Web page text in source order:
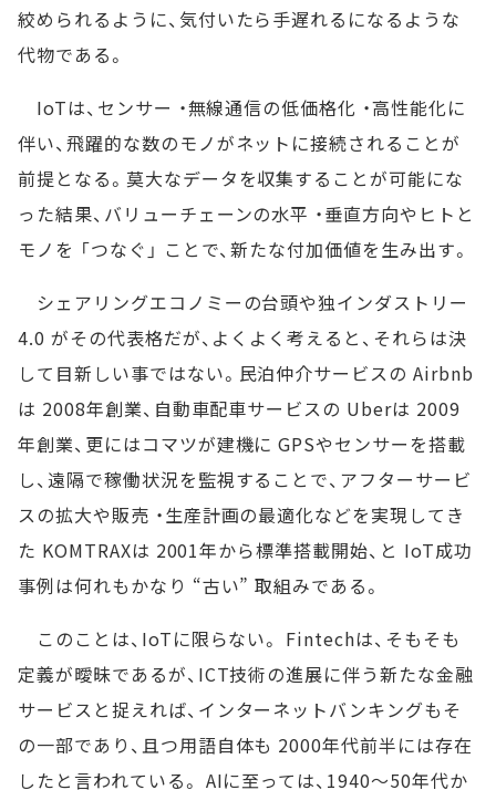
絞められるように、気付いたら手遅れるになるような
代物である。
IoTは、センサー ・無線通信の低価格化 ・高性能化に
伴い、飛躍的な数のモノがネットに接続されることが
前提となる。莫大なデータを収集することが可能にな
った結果、バリューチェーンの水平 ・垂直方向やヒトと
モノを 「つなぐ」 ことで、新たな付加価値を生み出す。
シェアリングエコノミーの台頭や独インダストリー
4.0 がその代表格だが、よくよく考えると、それらは決
して目新しい事ではない。民泊仲介サービスの Airbnb
は 2008年創業、自動車配車サービスの Uberは 2009
年創業、更にはコマツが建機に GPSやセンサーを搭載
し、遠隔で稼働状況を監視することで、アフターサービ
スの拡大や販売 ・生産計画の最適化などを実現してき
た KOMTRAXは 2001年から標準搭載開始、と IoT成功
事例は何れもかなり “古い” 取組みである。
このことは、IoTに限らない。 Fintechは、そもそも
定義が曖昧であるが、ICT技術の進展に伴う新たな金融
サービスと捉えれば、インターネットバンキングもそ
の一部であり、且つ用語自体も 2000年代前半には存在
したと言われている。 AIに至っては、1940～50年代か